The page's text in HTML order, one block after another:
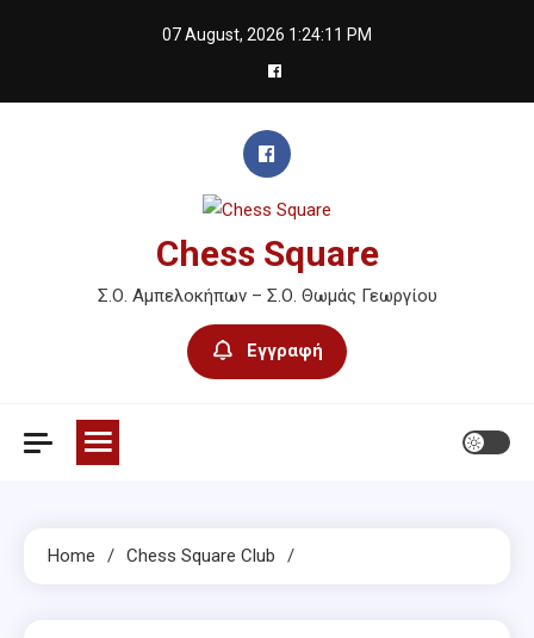
07 August, 2026 1:24:11 PM
Chess Square
Σ.Ο. Αμπελοκήπων – Σ.Ο. Θωμάς Γεωργίου
Εγγραφή
Home Chess Square Club